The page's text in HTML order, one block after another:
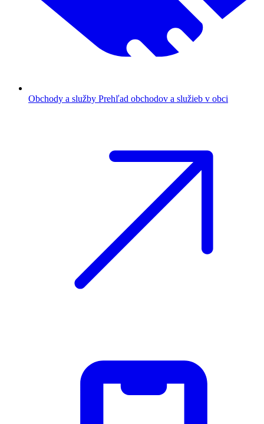
Obchody a služby Prehľad obchodov a služieb v obci